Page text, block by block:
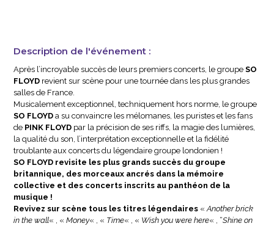
Description de l'événement :
Après l’incroyable succès de leurs premiers concerts, le groupeSO
FLOYD revient sur scène pour une tournée dans les plus grandes
salles de France.
Musicalement exceptionnel, techniquement hors norme, le groupe
SO FLOYD a su convaincre les mélomanes, les puristes et les fans
de PINK FLOYD par la précision de ses riffs, la magie des lumières,
la qualité du son, l’interprétation exceptionnelle et la fidélité
troublante aux concerts du légendaire groupe londonien !
SO FLOYD revisite les plus grands succès du groupe
britannique, des morceaux ancrés dans la mémoire
collective et des concerts inscrits au panthéon de la
musique !
Revivez sur scène tous les titres légendaires «Another brick
in the wall« , «Money« , « Time« , « Wish you were here« , “Shine on